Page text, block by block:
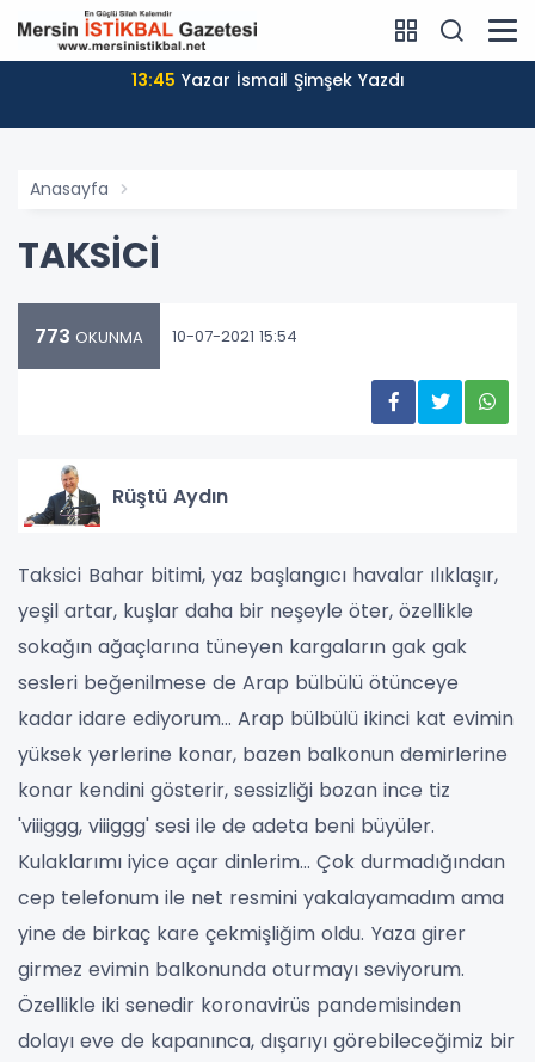
13:45 Yazar İsmail Şimşek Yazdı
Anasayfa
TAKSİCİ
773 OKUNMA 10-07-2021 15:54
Rüştü Aydın
Taksici Bahar bitimi, yaz başlangıcı havalar ılıklaşır,
yeşil artar, kuşlar daha bir neşeyle öter, özellikle
sokağın ağaçlarına tüneyen kargaların gak gak
sesleri beğenilmese de Arap bülbülü ötünceye
kadar idare ediyorum… Arap bülbülü ikinci kat evimin
yüksek yerlerine konar, bazen balkonun demirlerine
konar kendini gösterir, sessizliği bozan ince tiz
'viiiggg, viiiggg' sesi ile de adeta beni büyüler.
Kulaklarımı iyice açar dinlerim… Çok durmadığından
cep telefonum ile net resmini yakalayamadım ama
yine de birkaç kare çekmişliğim oldu. Yaza girer
girmez evimin balkonunda oturmayı seviyorum.
Özellikle iki senedir koronavirüs pandemisinden
dolayı eve de kapanınca, dışarıyı görebileceğimiz bir